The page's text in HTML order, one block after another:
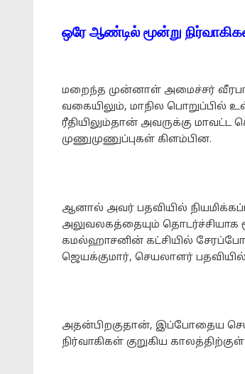
ஒரே ஆண்டில் மூன்று
மறைந்த முன்னாள் அமைச்சர்
வகையிலும், மாநில பொறுப்பில்
ரீதியிலும்தான் அவருக்கு
முணுமுணுப்புகள் கிளம்பின.
ஆனால் அவர் பதவியில்
அலுவலகத்தையும் தொடர்ச்சியாக
கமல்ஹாசனின் கட்சியில்
ஜெயக்குமார், செயலாளர் பதவியில்
அதன்பிறகுதான், இப்போதைய
நிர்வாகிகள் குறுகிய